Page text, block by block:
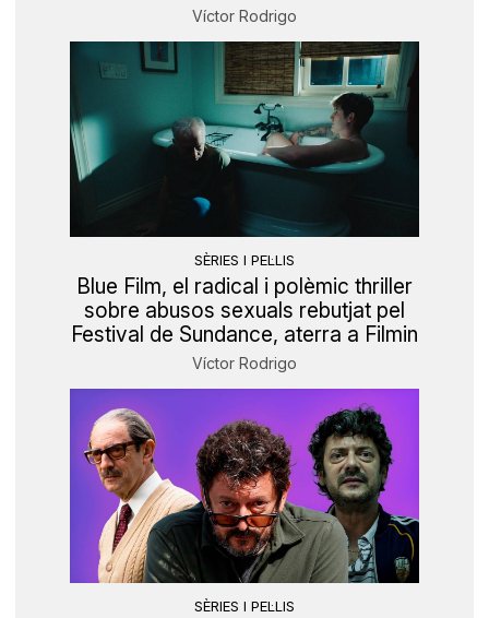
Víctor Rodrigo
SÈRIES I PEL·LIS
Blue Film, el radical i polèmic thriller
sobre abusos sexuals rebutjat pel
Festival de Sundance, aterra a Filmin
Víctor Rodrigo
SÈRIES I PEL·LIS